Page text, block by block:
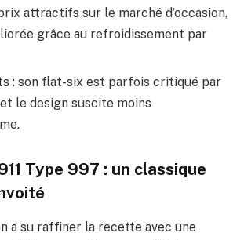
attractifs sur le marché d’occasion,
grâce au refroidissement par
: son flat-six est parfois critiqué par
le design suscite moins
Type 997 : un classique
a su raffiner la recette avec une